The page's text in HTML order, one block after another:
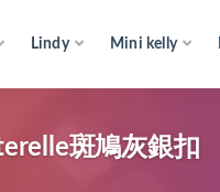
Lindy Mini kelly
斑鳩灰銀扣